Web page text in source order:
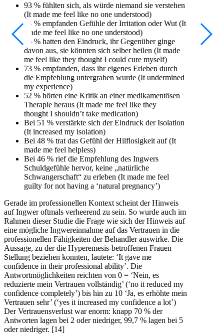
93 % fühlten sich, als würde niemand sie verstehen
(It made me feel like no one understood)
84 % empfanden Gefühle der Irritation oder Wut (It
made me feel like no one understood)
76 % hatten den Eindruck, ihr Gegenüber ginge
davon aus, sie könnten sich selber heilen (It made
me feel like they thought I could cure myself)
73 % empfanden, dass ihr eigenes Erleben durch
die Empfehlung untergraben wurde (It undermined
my experience)
52 % hörten eine Kritik an einer medikamentösen
Therapie heraus (It made me feel like they
thought I shouldn’t take medication)
Bei 51 % verstärkte sich der Eindruck der Isolation
(It increased my isolation)
Bei 48 % trat das Gefühl der Hilflosigkeit auf (It
made me feel helpless)
Bei 46 % rief die Empfehlung des Ingwers
Schuldgefühle hervor, keine „natürliche
Schwangerschaft“ zu erleben (It made me feel
guilty for not having a ‘natural pregnancy’)
Gerade im professionellen Kontext scheint der Hinweis
auf Ingwer oftmals verheerend zu sein. So wurde auch im
Rahmen dieser Studie die Frage wie sich der Hinweis auf
eine mögliche Ingwereinnahme auf das Vertrauen in die
professionellen Fähigkeiten der Behandler auswirke. Die
Aussage, zu der die Hyperemesis-betroffenen Frauen
Stellung beziehen konnten, lautete: ‘It gave me
confidence in their professional ability’. Die
Antwortmöglichkeiten reichten von 0 = ‘Nein, es
reduzierte mein Vertrauen vollständig’ (‘no it reduced my
confidence completely’) bis hin zu 10 ‘Ja, es erhöhte mein
Vertrauen sehr’ (‘yes it increased my confidence a lot’)
Der Vertrauensverlust war enorm: knapp 70 % der
Antworten lagen bei 2 oder niedriger, 99,7 % lagen bei 5
oder niedriger. [14]